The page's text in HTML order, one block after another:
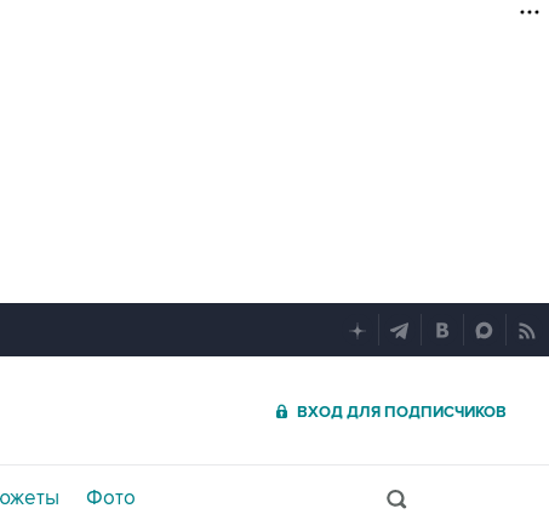
ВХОД ДЛЯ ПОДПИСЧИКОВ
Фото